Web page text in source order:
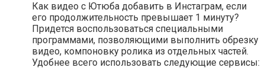
Как видео с Ютюба добавить в Инстаграм, если
его продолжительность превышает 1 минуту?
Придется воспользоваться специальными
программами, позволяющими выполнить обрезку
видео, компоновку ролика из отдельных частей.
Удобнее всего использовать следующие сервисы: